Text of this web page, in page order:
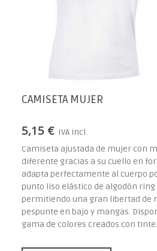
CAMISETA MUJER
5,15 € IVA incl.
Camiseta ajustada de mujer con
diferente gracias a su cuello en
adapta perfectamente al cuerpo
punto liso elástico de algodón ring
permitiendo una gran libertad de
pespunte en bajo y mangas.
gama de colores creados con